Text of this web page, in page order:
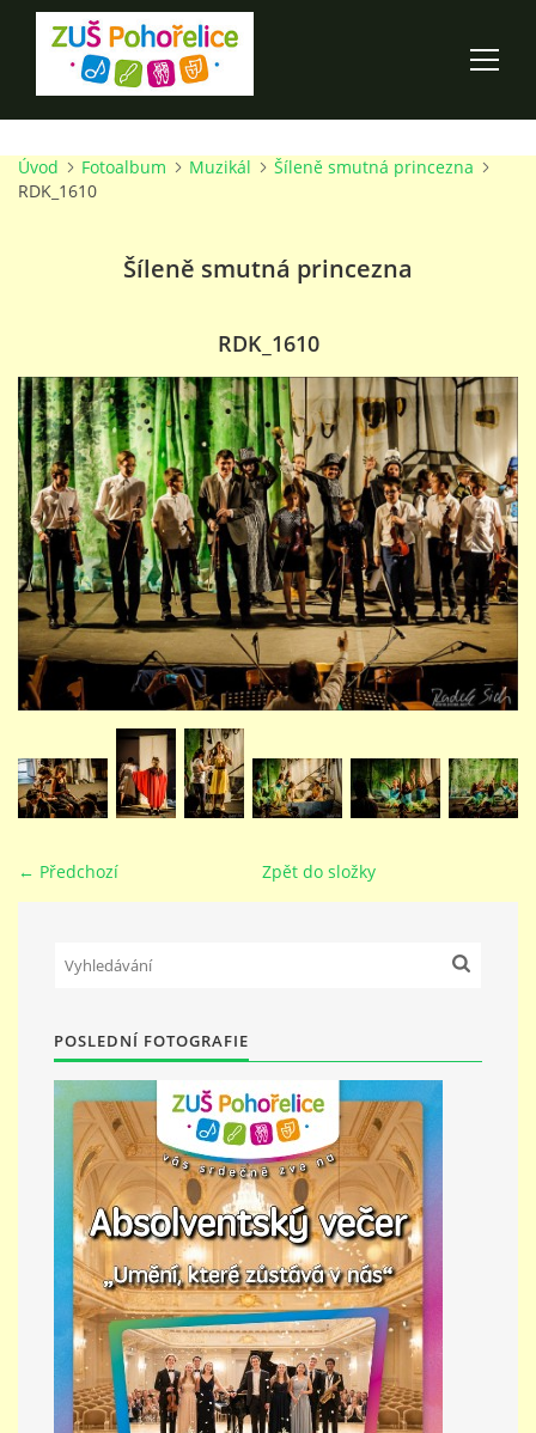
ÚVOD
O ŠKOLE
PRO RODIČE
TALENTOVÉ ZKOUŠKY
STUDIJNÍ OBORY
GALERIE
VIDEA - FILMOVÁ TVORBA
PEDAGOGICKÝ SBOR
DOKUMENTY / KE STAŽENÍ
KURZY
KONTAKTY
PŘÍMĚSTSKÝ TÁBOR
MISS VÝTVARNÝ MODEL
ZAMĚSTNÁNÍ
DOTACE
GDPR
Úvod Fotoalbum Muzikál
Šíleně smutná princezna
RDK_1610
Šíleně smutná princezna
RDK_1610
← Předchozí Zpět do složky
POSLEDNÍ FOTOGRAFIE